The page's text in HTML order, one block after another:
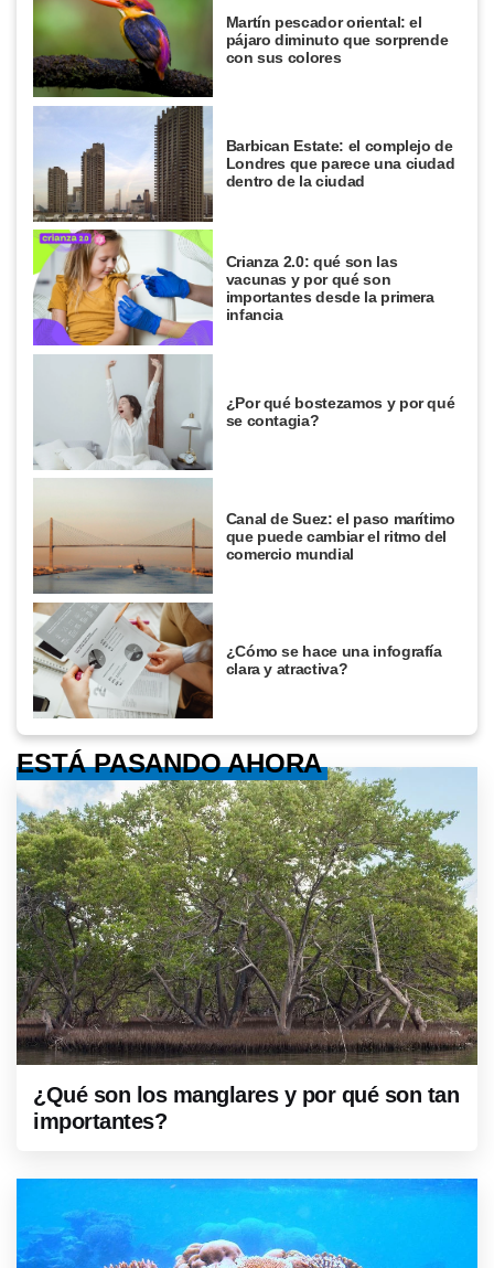
Martín pescador oriental: el
pájaro diminuto que sorprende
con sus colores
Barbican Estate: el complejo de
Londres que parece una ciudad
dentro de la ciudad
Crianza 2.0: qué son las
vacunas y por qué son
importantes desde la primera
infancia
¿Por qué bostezamos y por qué
se contagia?
Canal de Suez: el paso marítimo
que puede cambiar el ritmo del
comercio mundial
¿Cómo se hace una infografía
clara y atractiva?
ESTÁ PASANDO AHORA
¿Qué son los manglares y por qué son tan
importantes?